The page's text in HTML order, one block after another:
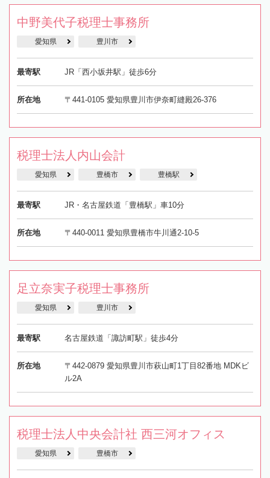
中野美代子税理士事務所
愛知県 豊川市
最寄駅 JR「西小坂井駅」徒歩6分
所在地 〒441-0105 愛知県豊川市伊奈町縫殿26-376
税理士法人内山会計
愛知県 豊橋市 豊橋駅
最寄駅 JR・名古屋鉄道「豊橋駅」車10分
所在地 〒440-0011 愛知県豊橋市牛川通2-10-5
足立奈実子税理士事務所
愛知県 豊川市
最寄駅 名古屋鉄道「諏訪町駅」徒歩4分
所在地
〒442-0879 愛知県豊川市萩山町1丁目82番地 MDKビ
ル2A
税理士法人中央会計社 西三河オフィス
愛知県 豊橋市